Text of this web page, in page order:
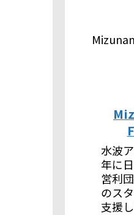
水波
年に
営利
のス
支援